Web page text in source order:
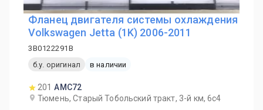
Фланец двигателя системы охлаждения
Volkswagen Jetta (1K) 2006-2011
3B0122291B
б.у. оригинал
в наличии
201 AMC72
Тюмень, Старый Тобольский тракт, 3-й км, 6с4